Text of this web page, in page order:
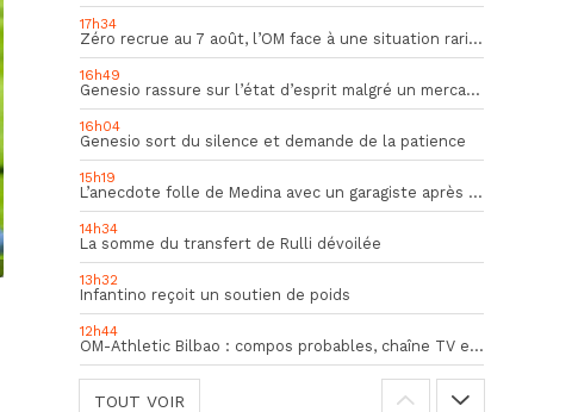
17h34
Zéro recrue au 7 août, l’OM face à une situation rarissime en Europe
16h49
Genesio rassure sur l’état d’esprit malgré un mercato inquiétant
16h04
Genesio sort du silence et demande de la patience
15h19
L’anecdote folle de Medina avec un garagiste après le Mondial
14h34
La somme du transfert de Rulli dévoilée
13h32
Infantino reçoit un soutien de poids
12h44
OM-Athletic Bilbao : compos probables, chaîne TV et heure du match
TOUT VOIR